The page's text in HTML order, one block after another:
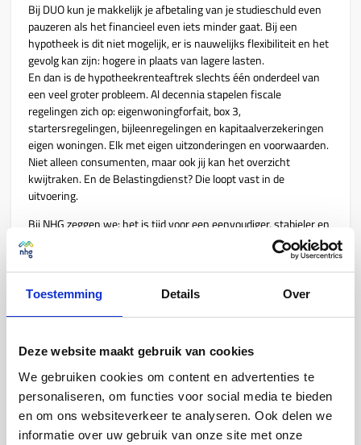
Toestemming Details Over
Deze website maakt gebruik van cookies
We gebruiken cookies om content en advertenties te
personaliseren, om functies voor social media te bieden
en om ons websiteverkeer te analyseren. Ook delen we
informatie over uw gebruik van onze site met onze
Bij DUO kun je makkelijk je afbetaling van je studieschuld even
pauzeren als het financieel even iets minder gaat. Bij een
hypotheek is dit niet mogelijk, er is nauwelijks flexibiliteit en het
gevolg kan zijn: hogere in plaats van lagere lasten.
En dan is de hypotheekrenteaftrek slechts één onderdeel van
een veel groter probleem. Al decennia stapelen fiscale
regelingen zich op: eigenwoningforfait, box 3,
startersregelingen, bijleenregelingen en kapitaalverzekeringen
eigen woningen. Elk met eigen uitzonderingen en voorwaarden.
Niet alleen consumenten, maar ook jij kan het overzicht
kwijtraken. En de Belastingdienst? Die loopt vast in de
uitvoering.
Bij NHG zeggen we: het is tijd voor een eenvoudiger, stabieler en
eerlijker stelsel. Met een afbouw van de hypotheekrenteaftrek
die geleidelijk en voorspelbaar is in een periode van twintig jaar.
Zodat jij weer helder en betrouwbaar advies kunt geven over de
vraag: welke hypotheek past écht bij deze consument?
Fiscale regels rondom wonen moeten begrijpelijk zijn. Niet alleen
voor adviseurs, maar ook voor consumenten. Wanneer vervalt
de renteaftrek? Wat gebeurt er als ik verhuis of mijn hypotheek
wil aanpassen?